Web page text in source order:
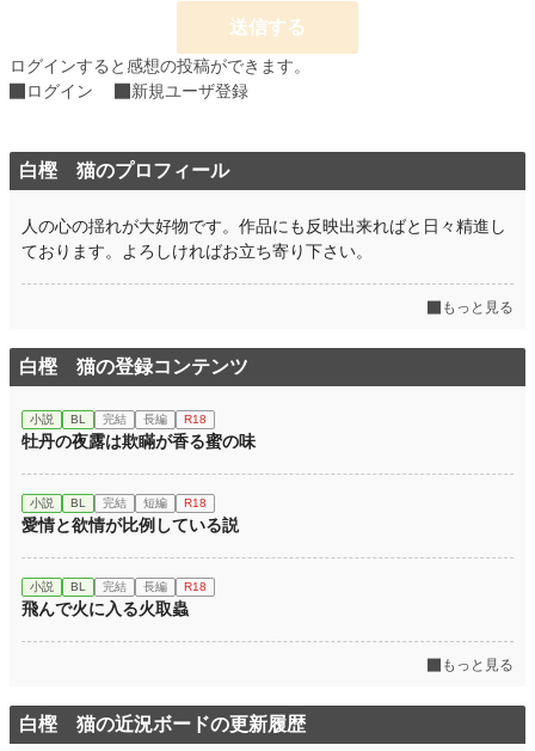
月間ポイント 63 pt (75,351 位)
累計ポイント 9,528 pt (98,704 位)
送信する
ログインすると感想の投稿ができます。
ログイン
新規ユーザ登録
白樫 猫のプロフィール
人の心の揺れが大好物です。作品にも反映出来ればと日々精進し
ております。よろしければお立ち寄り下さい。
もっと見る
白樫 猫の登録コンテンツ
小説 BL 完結 長編 R18
牡丹の夜露は欺瞞が香る蜜の味
小説 BL 完結 短編 R18
愛情と欲情が比例している説
小説 BL 完結 長編 R18
飛んで火に入る火取蟲
もっと見る
白樫 猫の近況ボードの更新履歴